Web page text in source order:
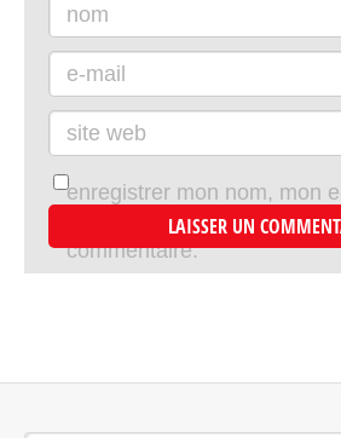
nom
e-mail
site web
enregistrer mon nom, mon
site dans le navigateur pour
commentaire.